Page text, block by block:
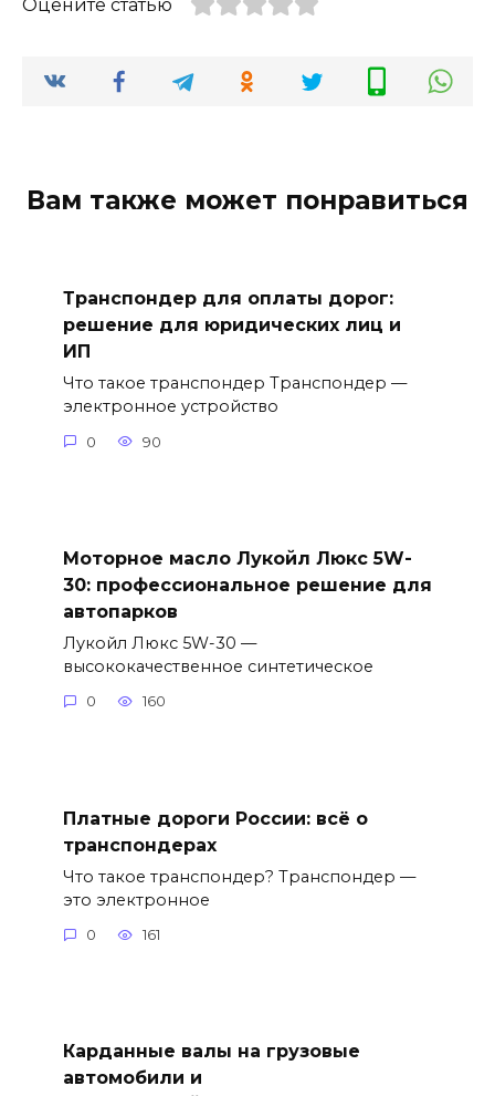
Оцените статью
Вам также может понравиться
Транспондер для оплаты дорог:
решение для юридических лиц и
ИП
Что такое транспондер Транспондер —
электронное устройство
0 90
Моторное масло Лукойл Люкс 5W-
30: профессиональное решение для
автопарков
Лукойл Люкс 5W-30 —
высококачественное синтетическое
0 160
Платные дороги России: всё о
транспондерах
Что такое транспондер? Транспондер —
это электронное
0 161
Карданные валы на грузовые
автомобили и